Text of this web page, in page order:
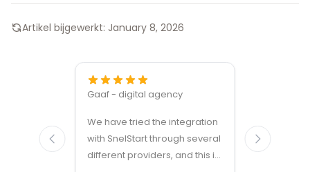
Artikel bijgewerkt: January 8, 2026
Gaaf - digital agency
We have tried the integration
with SnelStart through several
different providers, and this is
modules